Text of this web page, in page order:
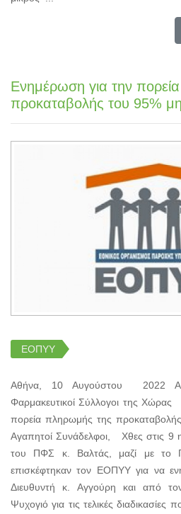
Ενημέρωση για την
προκαταβολής του 95%
ΕΟΠΥΥ
Αθήνα, 10 Αυγούστου 2022
Φαρμακευτικοί Σύλλογοι της
πορεία πληρωμής της
Αγαπητοί Συνάδελφοι, Χθες στις
του ΠΦΣ κ. Βαλτάς, μαζί με το
επισκέφτηκαν τον ΕΟΠΥΥ για να
Διευθυντή κ. Αγγούρη και από
Ψυχογιό για τις τελικές